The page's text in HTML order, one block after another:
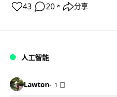
43 20 ↗ 分享
人工智能
Lawton 1 日